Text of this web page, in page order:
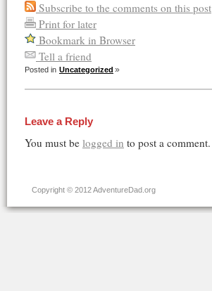
Subscribe to the comments on this post
Print for later
Bookmark in Browser
Tell a friend
Posted in Uncategorized
Leave a Reply
You must be logged in to post a comment.
Copyright © 2012 AdventureDad.org